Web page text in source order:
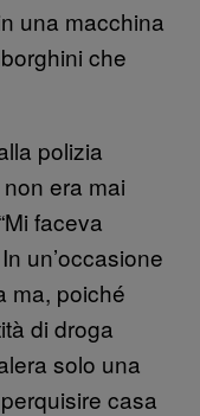
una macchina
che
polizia
era mai
faceva
un’occasione
ma, poiché
di droga
solo una
casa